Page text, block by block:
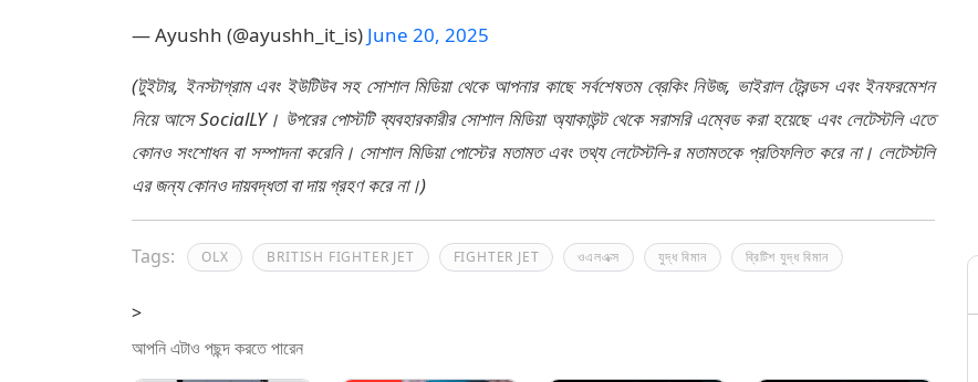
— Ayushh (@ayushh_it_is) June 20, 2025
(টুইটার, ইনস্টাগ্রাম এবং ইউটিউব সহ সোশাল মিডিয়া থেকে আপনার কাছে সর্বশেষতম ব্রেকিং নিউজ, ভাইরাল ট্রেন্ডস এবং ইনফরমেশন
নিয়ে আসে SocialLY। উপরের পোস্টটি ব্যবহারকারীর সোশাল মিডিয়া অ্যাকাউন্ট থেকে সরাসরি এম্বেড করা হয়েছে এবং লেটেস্টলি এতে
কোনও সংশোধন বা সম্পাদনা করেনি। সোশাল মিডিয়া পোস্টের মতামত এবং তথ্য লেটেস্টলি-র মতামতকে প্রতিফলিত করে না। লেটেস্টলি
এর জন্য কোনও দায়বদ্ধতা বা দায় গ্রহণ করে না।)
Tags: OLX BRITISH FIGHTER JET FIGHTER JET ওএলএক্স যুদ্ধ বিমান ব্রিটিশ যুদ্ধ বিমান
>
আপনি এটাও পছন্দ করতে পারেন